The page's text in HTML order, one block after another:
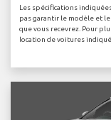
Les spécifications
pas garantir le modèle et
que vous recevrez. Pour
location de voitures